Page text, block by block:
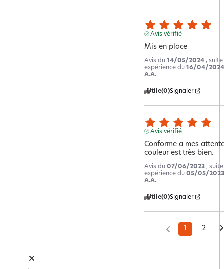
Avis vérifié
Mis en place
Avis du 14/05/2024 , suite
expérience du 16/04/2024
A.A.
Utile(0)Signaler
Avis vérifié
Conforme a mes
couleur est très bien.
Avis du 07/06/2023 ,
expérience du 05/05/2023
A.A.
Utile(0)Signaler
1 2